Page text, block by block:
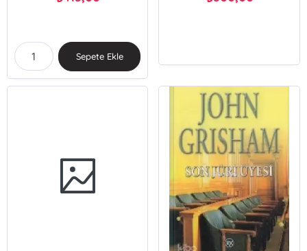
Sepete Ekle